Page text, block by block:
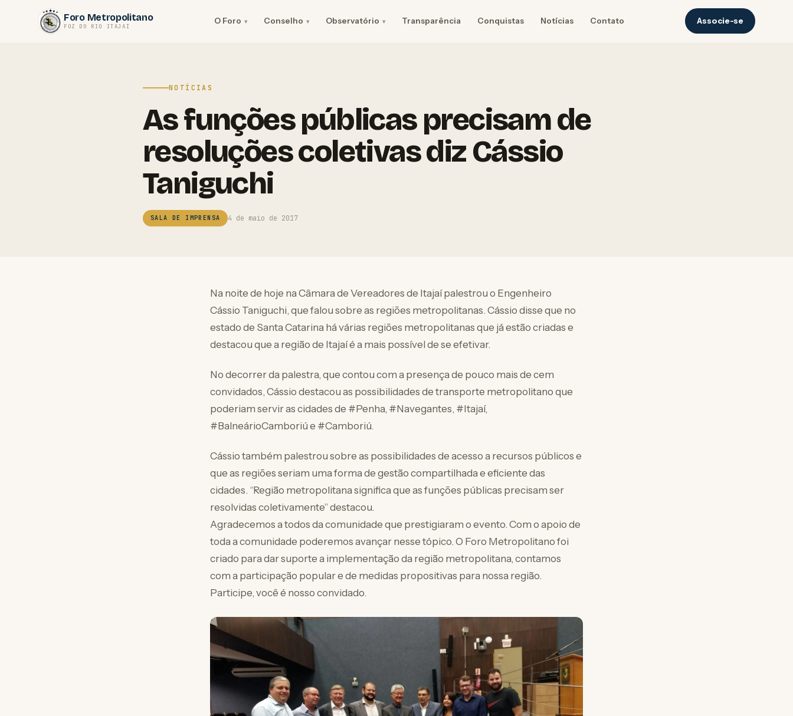
Foro Metropolitano
FOZ DO RIO ITAJAÍ
O Foro Conselho Observatório Transparência Conquistas Notícias Contato Associe-se
NOTÍCIAS
As funções públicas precisam de
resoluções coletivas diz Cássio
Taniguchi
SALA DE IMPRENSA 4 de maio de 2017
Na noite de hoje na Câmara de Vereadores de Itajaí palestrou o Engenheiro
Cássio Taniguchi, que falou sobre as regiões metropolitanas. Cássio disse que no
estado de Santa Catarina há várias regiões metropolitanas que já estão criadas e
destacou que a região de Itajaí é a mais possível de se efetivar.
No decorrer da palestra, que contou com a presença de pouco mais de cem
convidados, Cássio destacou as possibilidades de transporte metropolitano que
poderiam servir as cidades de #Penha, #Navegantes, #Itajaí,
#BalneárioCamboriú e #Camboriú.
Cássio também palestrou sobre as possibilidades de acesso a recursos públicos e
que as regiões seriam uma forma de gestão compartilhada e eficiente das
cidades. “Região metropolitana significa que as funções públicas precisam ser
resolvidas coletivamente” destacou.
Agradecemos a todos da comunidade que prestigiaram o evento. Com o apoio de
toda a comunidade poderemos avançar nesse tópico. O Foro Metropolitano foi
criado para dar suporte a implementação da região metropolitana, contamos
com a participação popular e de medidas propositivas para nossa região.
Participe, você é nosso convidado.